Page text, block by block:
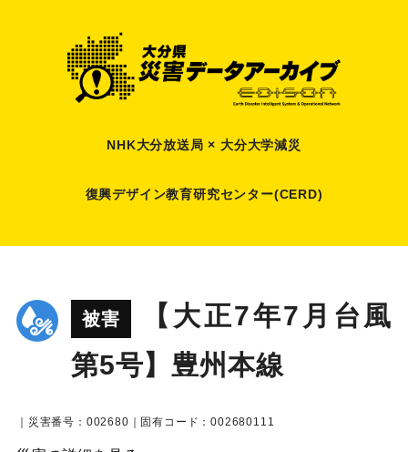
NHK大分放送局 × 大分大学減災
復興デザイン教育研究センター(CERD)
被害
【大正7年7月台風
第5号】豊州本線
｜災害番号：002680｜固有コード：002680111